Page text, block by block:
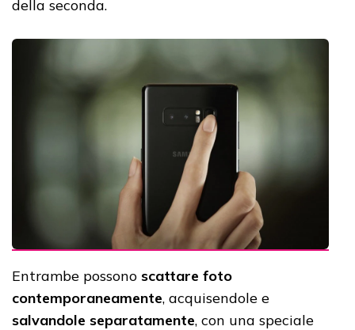
della seconda.
Entrambe possono scattare foto
contemporaneamente, acquisendole e
salvandole separatamente, con una speciale